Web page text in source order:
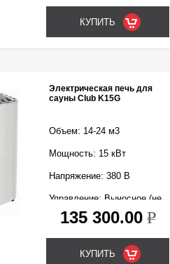
Электрическая печь для
сауны Club K15G
Объем: 14-24 м3
Мощность: 15 кВт
Напряжение: 380 В
Управление: Выносное (не
входит в комплект)
135 300.00 k